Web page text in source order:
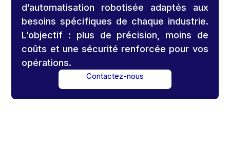
d’automatisation robotisée adaptés aux
besoins spécifiques de chaque industrie.
L’objectif : plus de précision, moins de
coûts et une sécurité renforcée pour vos
opérations.
Contactez-nous